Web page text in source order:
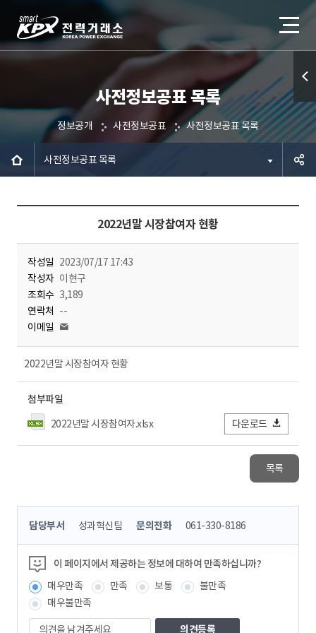
사전정보공표 목록
정보공개 사전정보공표 사전정보공표 목록
사전정보공표 목록
2022년말 시장참여자 현황
작성일 2023/07/17 17:43
작성자 이현구
조회수 3,189
연락처 --
이메일
2022년말 시장참여자 현황
첨부파일
2022년말 시장참여자.xlsx
다운로드
목록
콘
츠
정
보
책
임
자
담당부서 성과혁신팀 문의전화 061-330-8186
이 페이지에서 제공하는 정보에 대하여 만족하십니까?
매우만족
만족 보통
불만족
매우불만족
의
퀵메
뉴 열
기